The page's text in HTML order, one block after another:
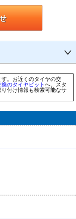
す。お近くのタイヤの交
換のタイヤピットへ。スタ
付け情報も検索可能なサ